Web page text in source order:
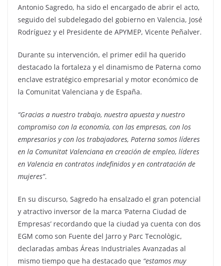
Antonio Sagredo, ha sido el encargado de abrir el acto,
seguido del subdelegado del gobierno en Valencia, José
Rodríguez y el Presidente de APYMEP, Vicente Peñalver.
Durante su intervención, el primer edil ha querido
destacado la fortaleza y el dinamismo de Paterna como
enclave estratégico empresarial y motor económico de
la Comunitat Valenciana y de España.
“Gracias a nuestro trabajo, nuestra apuesta y nuestro
compromiso con la economía, con las empresas, con los
empresarios y con los trabajadores, Paterna somos líderes
en la Comunitat Valenciana en creación de empleo, líderes
en Valencia en contratos indefinidos y en contratación de
mujeres”.
En su discurso, Sagredo ha ensalzado el gran potencial
y atractivo inversor de la marca ‘Paterna Ciudad de
Empresas’ recordando que la ciudad ya cuenta con dos
EGM como son Fuente del Jarro y Parc Tecnològic,
declaradas ambas Áreas Industriales Avanzadas al
mismo tiempo que ha destacado que “estamos muy